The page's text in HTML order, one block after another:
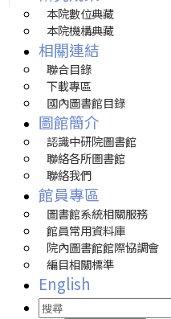
本院數位典藏
本院機構典藏
相關連結
聯合目錄
下載專區
國內圖書館目錄
圖館簡介
認識中研院圖書館
聯絡各所圖書館
聯絡我們
館員專區
圖書館系統相關服務
館員常用資料庫
院內圖書館館際協調會
編目相關標準
English